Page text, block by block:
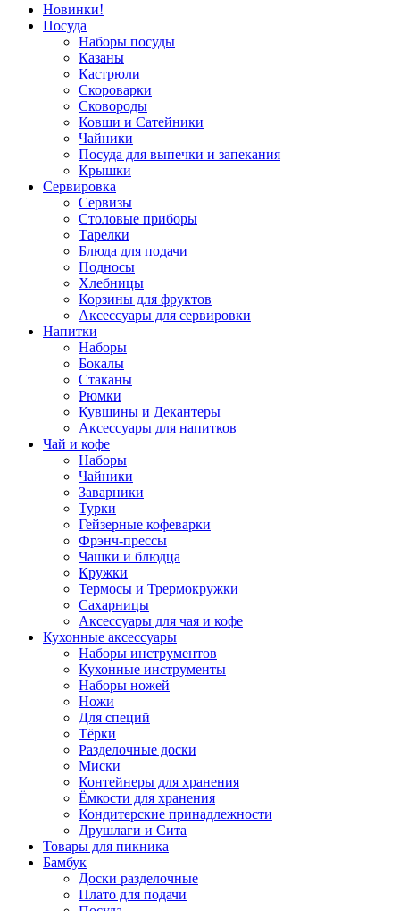
Новинки!
Посуда
Наборы посуды
Казаны
Кастрюли
Скороварки
Сковороды
Ковши и Сатейники
Чайники
Посуда для выпечки и запекания
Крышки
Сервировка
Сервизы
Столовые приборы
Тарелки
Блюда для подачи
Подносы
Хлебницы
Корзины для фруктов
Аксессуары для сервировки
Напитки
Наборы
Бокалы
Стаканы
Рюмки
Кувшины и Декантеры
Аксессуары для напитков
Чай и кофе
Наборы
Чайники
Заварники
Турки
Гейзерные кофеварки
Фрэнч-прессы
Чашки и блюдца
Кружки
Термосы и Трермокружки
Сахарницы
Аксессуары для чая и кофе
Кухонные аксессуары
Наборы инструментов
Кухонные инструменты
Наборы ножей
Ножи
Для специй
Тёрки
Разделочные доски
Миски
Контейнеры для хранения
Ёмкости для хранения
Кондитерские принадлежности
Друшлаги и Сита
Товары для пикника
Бамбук
Доски разделочные
Плато для подачи